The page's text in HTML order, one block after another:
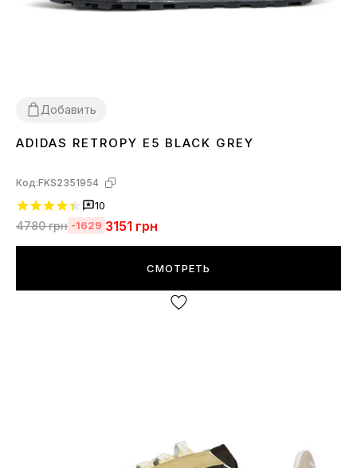
Добавить
40 4142 4344 45
ADIDAS RETROPY E5 BLACK GREY
Код:FKS2351954
10
4780грн -1629 3151 грн
СМОТРЕТЬ